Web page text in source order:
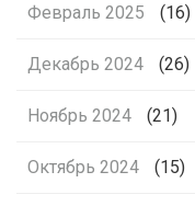
Февраль 2025 (16)
Декабрь 2024 (26)
Ноябрь 2024 (21)
Октябрь 2024 (15)